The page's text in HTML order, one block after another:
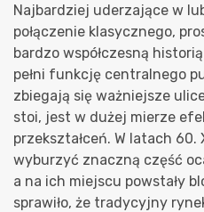
Najbardziej uderzające w
połączenie klasycznego,
bardzo współczesną
pełni funkcję centralnego
zbiegają się ważniejsze
stoi, jest w dużej mierze
przekształceń. W latach
wyburzyć znaczną część
a na ich miejscu powstały
sprawiło, że tradycyjny